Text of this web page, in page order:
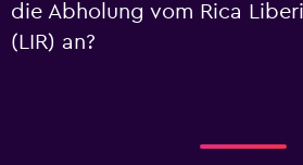
die Abholung vom Rica
(LIR) an?